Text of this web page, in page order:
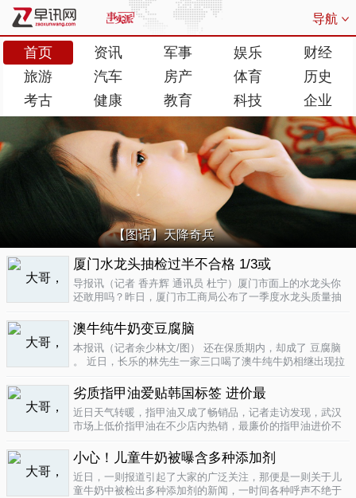
导航
首页 资讯 军事 娱乐
财经
旅游
汽车 房产 体育
历史
考古
健康 教育 科技 企业
【图话】天降奇兵
厦门水龙头抽检过半不合格 1/3或
导报讯（记者 香卉辉 通讯员 杜宁）厦门市面上的水龙头你
还敢用吗？昨日，厦门市工商局公布了一季度水龙头质量抽
批次不合格原因是会产生剧毒。不合格率53.3%涉及多个品
牌据介绍，厦门市工商局今..
澳牛纯牛奶变豆腐脑
本报讯（记者余少林文/图） 还在保质期内，却成了 豆腐脑
。 近日，长乐的林先生一家三口喝了澳牛纯牛奶相继出现拉
纯牛奶并 不纯 ，呈凝固状，像酸奶。昨日上午，林先生向长
乐工商局12315投..
劣质指甲油爱贴韩国标签 进价最
近日天气转暖，指甲油又成了畅销品，记者走访发现，武汉
市场上低价指甲油在不少店内热销，最廉价的指甲油进价不
渡桥夜市上，不少摊位都有五颜六色的指甲油摆卖。 韩国进
口指甲油只要9元，另一个韩国..
小心！儿童牛奶被曝含多种添加剂
近日，一则报道引起了大家的广泛关注，那便是一则关于儿
童牛奶中被检出多种添加剂的新闻，一时间各种呼声不绝于